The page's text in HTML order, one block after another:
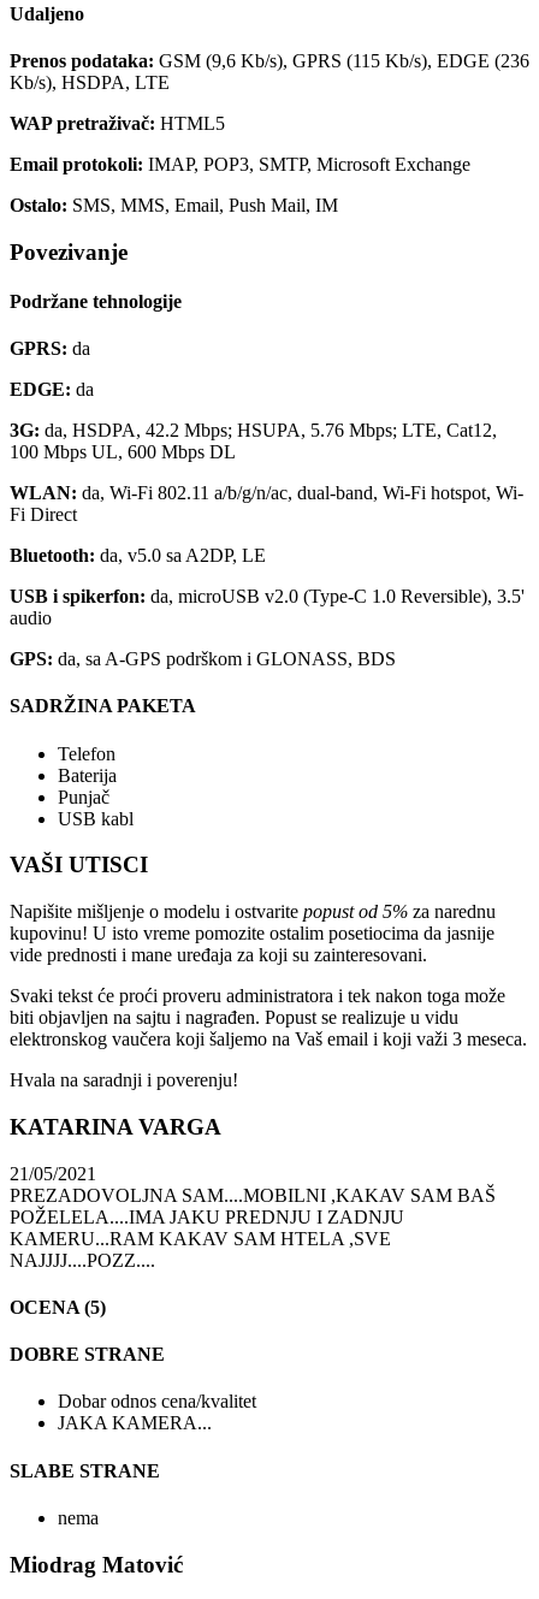
Udaljeno
Prenos podataka: GSM (9,6 Kb/s), GPRS (115 Kb/s), EDGE (236
Kb/s), HSDPA, LTE
WAP pretraživač: HTML5
Email protokoli: IMAP, POP3, SMTP, Microsoft Exchange
Ostalo: SMS, MMS, Email, Push Mail, IM
Povezivanje
Podržane tehnologije
GPRS: da
EDGE: da
3G: da, HSDPA, 42.2 Mbps; HSUPA, 5.76 Mbps; LTE, Cat12,
100 Mbps UL, 600 Mbps DL
WLAN: da, Wi-Fi 802.11 a/b/g/n/ac, dual-band, Wi-Fi hotspot, Wi-
Fi Direct
Bluetooth: da, v5.0 sa A2DP, LE
USB i spikerfon: da, microUSB v2.0 (Type-C 1.0 Reversible), 3.5'
audio
GPS: da, sa A-GPS podrškom i GLONASS, BDS
SADRŽINA PAKETA
Telefon
Baterija
Punjač
USB kabl
VAŠI UTISCI
Napišite mišljenje o modelu i ostvarite popust od 5% za narednu
kupovinu! U isto vreme pomozite ostalim posetiocima da jasnije
vide prednosti i mane uređaja za koji su zainteresovani.
Svaki tekst će proći proveru administratora i tek nakon toga može
biti objavljen na sajtu i nagrađen. Popust se realizuje u vidu
elektronskog vaučera koji šaljemo na Vaš email i koji važi 3 meseca.
Hvala na saradnji i poverenju!
KATARINA VARGA
21/05/2021
PREZADOVOLJNA SAM....MOBILNI ,KAKAV SAM BAŠ
POŽELELA....IMA JAKU PREDNJU I ZADNJU
KAMERU...RAM KAKAV SAM HTELA ,SVE
NAJJJJ....POZZ....
OCENA (5)
DOBRE STRANE
Dobar odnos cena/kvalitet
JAKA KAMERA...
SLABE STRANE
nema
Miodrag Matović